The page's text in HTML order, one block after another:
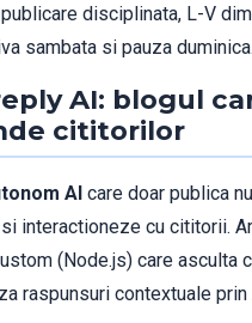
disciplinata, L-V
sambata si pauza duminica.
AI: blogul
cititorilor
AI care doar publica
interactioneze cu cititorii.
(Node.js) care asculta
raspunsuri contextuale prin